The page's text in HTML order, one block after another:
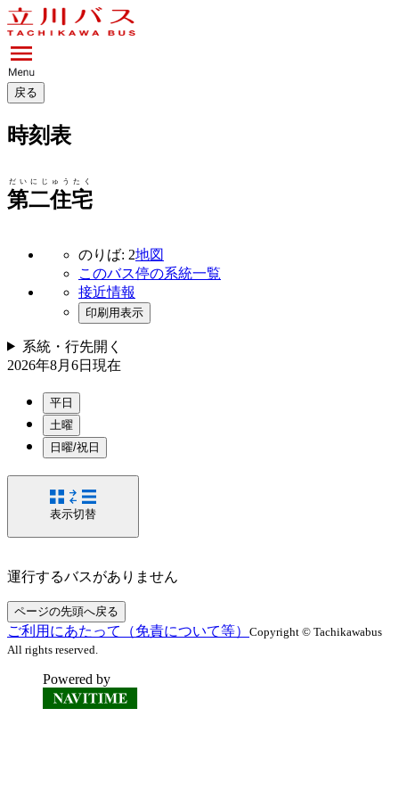
戻る
時刻表
第二住宅
だいにじゅうたく
のりば: 2地図
このバス停の系統一覧
接近情報
印刷用表示
系統・行先開く
2026年8月6日 現在
平日
土曜
日曜/祝日
表示切替
運行するバスがありません
ページの先頭へ戻る
ご利用にあたって（免責について等） Copyright © Tachikawabus
All rights reserved.
Powered by